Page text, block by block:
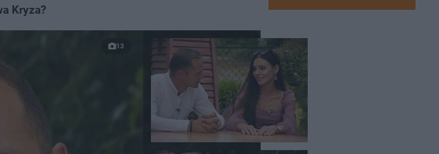
Kryza?
13